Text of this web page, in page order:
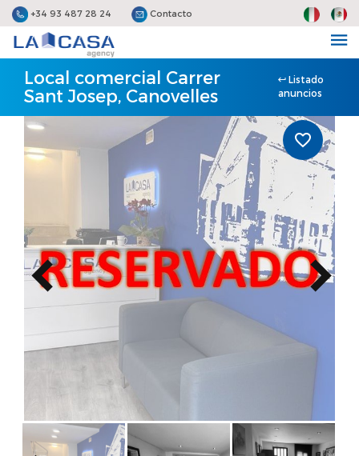
+34 93 487 28 24 Contacto
Local comercial Carrer
Sant Josep, Canovelles
Listado
anuncios